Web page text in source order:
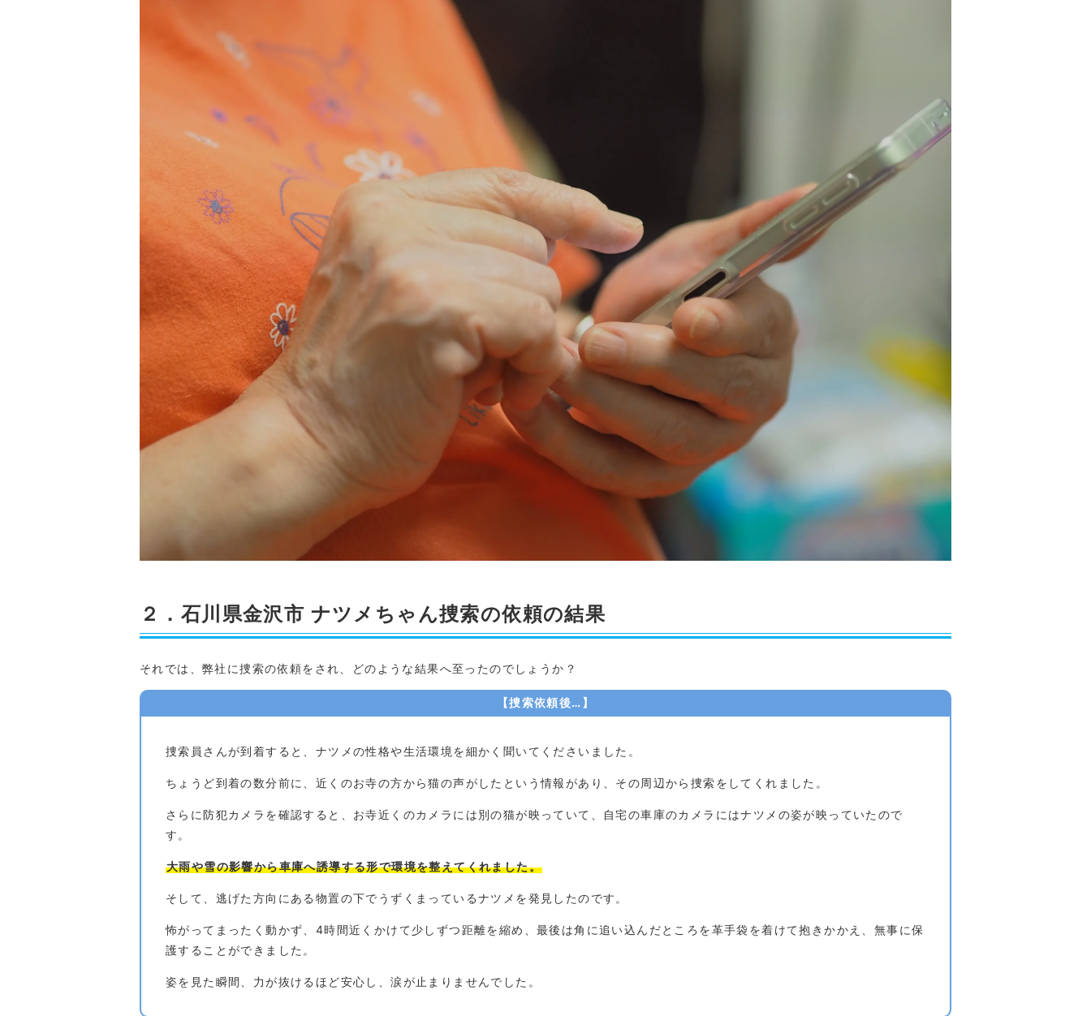
２．石川県金沢市 ナツメちゃん捜索の依頼の結果
それでは、弊社に捜索の依頼をされ、どのような結果へ至ったのでしょうか？
【捜索依頼後…】
捜索員さんが到着すると、ナツメの性格や生活環境を細かく聞いてくださいました。
ちょうど到着の数分前に、近くのお寺の方から猫の声がしたという情報があり、その周辺から捜索をしてくれました。
さらに防犯カメラを確認すると、お寺近くのカメラには別の猫が映っていて、自宅の車庫のカメラにはナツメの姿が映っていたので
す。
大雨や雪の影響から車庫へ誘導する形で環境を整えてくれました。
そして、逃げた方向にある物置の下でうずくまっているナツメを発見したのです。
怖がってまったく動かず、4時間近くかけて少しずつ距離を縮め、最後は角に追い込んだところを革手袋を着けて抱きかかえ、無事に保
護することができました。
姿を見た瞬間、力が抜けるほど安心し、涙が止まりませんでした。